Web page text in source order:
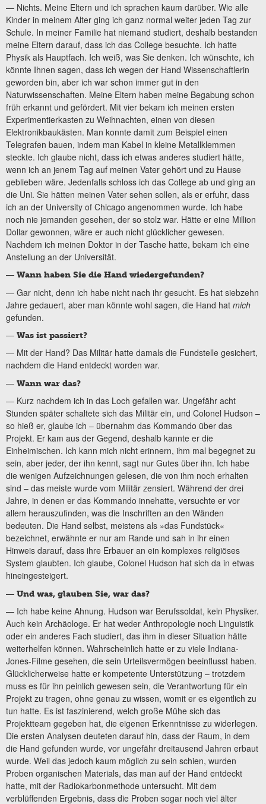
— Nichts. Meine Eltern und ich sprachen kaum darüber. Wie alle
Kinder in meinem Alter ging ich ganz normal weiter jeden Tag zur
Schule. In meiner Familie hat niemand studiert, deshalb bestanden
meine Eltern darauf, dass ich das College besuchte. Ich hatte
Physik als Hauptfach. Ich weiß, was Sie denken. Ich wünschte, ich
könnte Ihnen sagen, dass ich wegen der Hand Wissenschaftlerin
geworden bin, aber ich war schon immer gut in den
Naturwissenschaften. Meine Eltern haben meine Begabung schon
früh erkannt und gefördert. Mit vier bekam ich meinen ersten
Experimentierkasten zu Weihnachten, einen von diesen
Elektronikbaukästen. Man konnte damit zum Beispiel einen
Telegrafen bauen, indem man Kabel in kleine Metallklemmen
steckte. Ich glaube nicht, dass ich etwas anderes studiert hätte,
wenn ich an jenem Tag auf meinen Vater gehört und zu Hause
geblieben wäre. Jedenfalls schloss ich das College ab und ging an
die Uni. Sie hätten meinen Vater sehen sollen, als er erfuhr, dass
ich an der University of Chicago angenommen wurde. Ich habe
noch nie jemanden gesehen, der so stolz war. Hätte er eine Million
Dollar gewonnen, wäre er auch nicht glücklicher gewesen.
Nachdem ich meinen Doktor in der Tasche hatte, bekam ich eine
Anstellung an der Universität.
— Wann haben Sie die Hand wiedergefunden?
— Gar nicht, denn ich habe nicht nach ihr gesucht. Es hat siebzehn
Jahre gedauert, aber man könnte wohl sagen, die Hand hat mich
gefunden.
— Was ist passiert?
— Mit der Hand? Das Militär hatte damals die Fundstelle gesichert,
nachdem die Hand entdeckt worden war.
— Wann war das?
— Kurz nachdem ich in das Loch gefallen war. Ungefähr acht
Stunden später schaltete sich das Militär ein, und Colonel Hudson –
so hieß er, glaube ich – übernahm das Kommando über das
Projekt. Er kam aus der Gegend, deshalb kannte er die
Einheimischen. Ich kann mich nicht erinnern, ihm mal begegnet zu
sein, aber jeder, der ihn kennt, sagt nur Gutes über ihn. Ich habe
die wenigen Aufzeichnungen gelesen, die von ihm noch erhalten
sind – das meiste wurde vom Militär zensiert. Während der drei
Jahre, in denen er das Kommando innehatte, versuchte er vor
allem herauszufinden, was die Inschriften an den Wänden
bedeuten. Die Hand selbst, meistens als »das Fundstück«
bezeichnet, erwähnte er nur am Rande und sah in ihr einen
Hinweis darauf, dass ihre Erbauer an ein komplexes religiöses
System glaubten. Ich glaube, Colonel Hudson hat sich da in etwas
hineingesteigert.
— Und was, glauben Sie, war das?
— Ich habe keine Ahnung. Hudson war Berufssoldat, kein Physiker.
Auch kein Archäologe. Er hat weder Anthropologie noch Linguistik
oder ein anderes Fach studiert, das ihm in dieser Situation hätte
weiterhelfen können. Wahrscheinlich hatte er zu viele Indiana-
Jones-Filme gesehen, die sein Urteilsvermögen beeinflusst haben.
Glücklicherweise hatte er kompetente Unterstützung – trotzdem
muss es für ihn peinlich gewesen sein, die Verantwortung für ein
Projekt zu tragen, ohne genau zu wissen, womit er es eigentlich zu
tun hatte. Es ist faszinierend, welch große Mühe sich das
Projektteam gegeben hat, die eigenen Erkenntnisse zu widerlegen.
Die ersten Analysen deuteten darauf hin, dass der Raum, in dem
die Hand gefunden wurde, vor ungefähr dreitausend Jahren erbaut
wurde. Weil das jedoch kaum möglich zu sein schien, wurden
Proben organischen Materials, das man auf der Hand entdeckt
hatte, mit der Radiokarbonmethode untersucht. Mit dem
verblüffenden Ergebnis, dass die Proben sogar noch viel älter